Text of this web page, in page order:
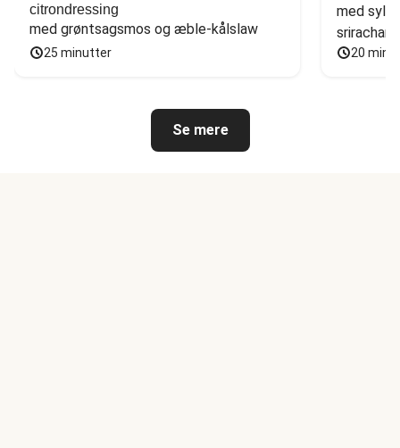
citrondressing
med grøntsagsmos og æble-kålslaw
25 minutter
med
20
Se mere